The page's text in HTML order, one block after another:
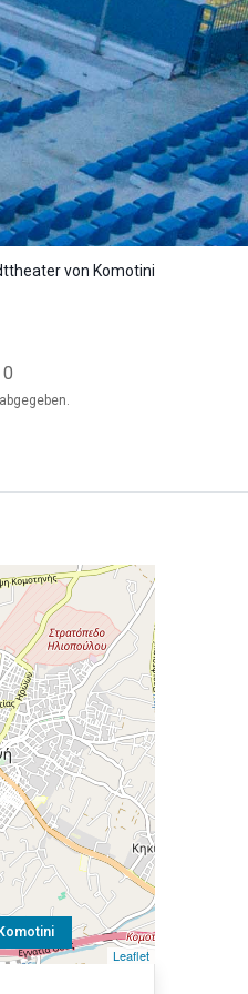
von Komotini
0
Komotini
Leaflet